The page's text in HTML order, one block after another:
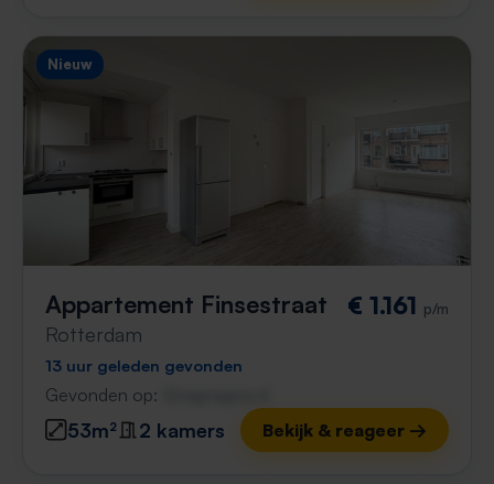
Nieuw
Appartement Finsestraat
Rotterdam
€ 1.161 p/m
13 uur geleden gevonden
Gevonden op:
53m² 2 kamers Bekijk & reageer →